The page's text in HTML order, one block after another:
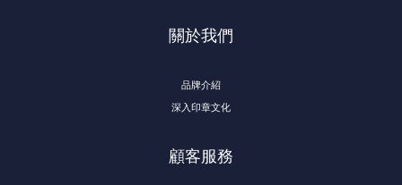
關於我們
品牌介紹
深入印章文化
顧客服務